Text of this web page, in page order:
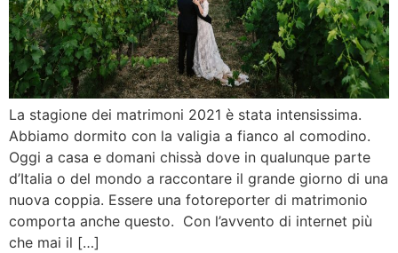
La stagione dei matrimoni 2021 è stata intensissima.
Abbiamo dormito con la valigia a fianco al comodino.
Oggi a casa e domani chissà dove in qualunque parte
d’Italia o del mondo a raccontare il grande giorno di una
nuova coppia. Essere una fotoreporter di matrimonio
comporta anche questo. Con l’avvento di internet più
che mai il […]